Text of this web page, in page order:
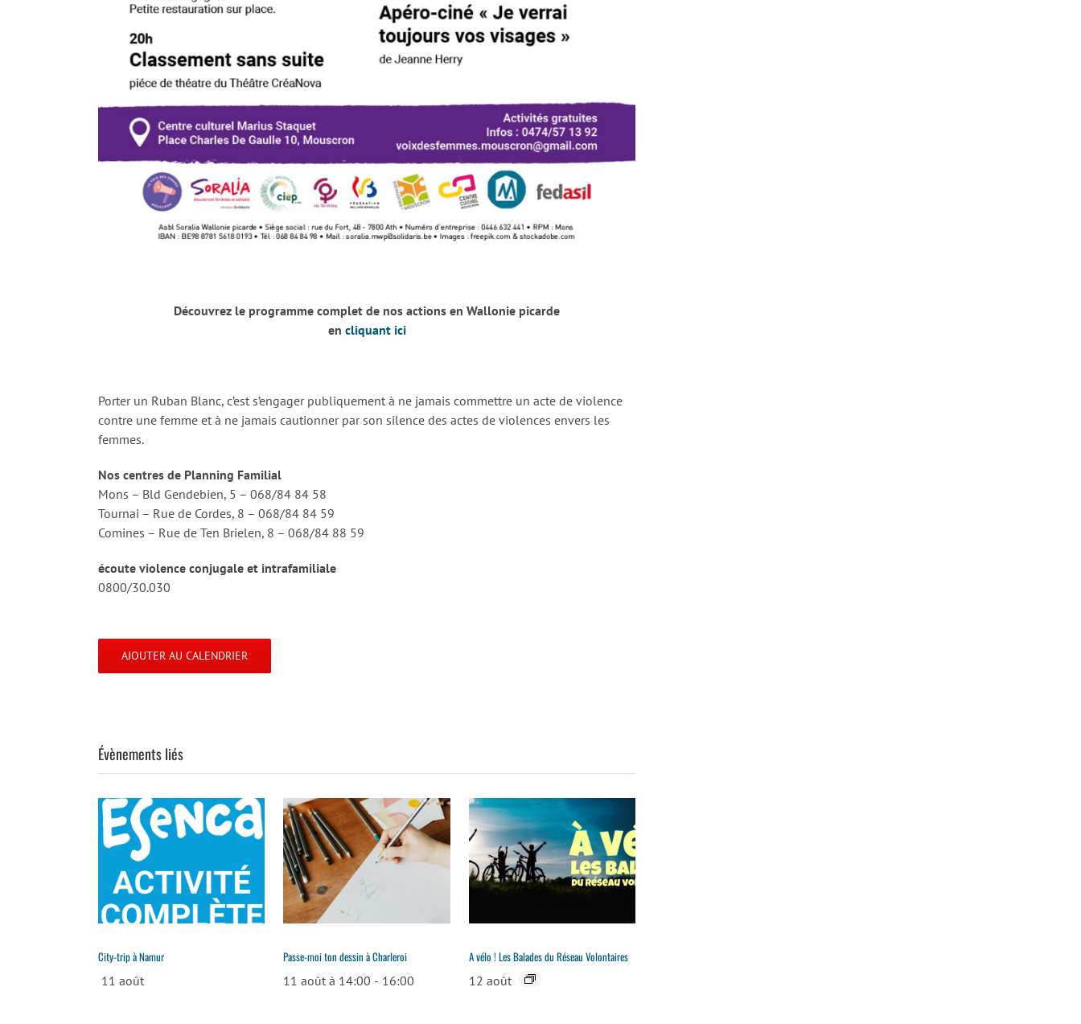
Découvrez le programme complet de nos actions en Wallonie picarde
en cliquant ici
Porter un Ruban Blanc, c’est s’engager publiquement à ne jamais commettre un acte de violence
contre une femme et à ne jamais cautionner par son silence des actes de violences envers les
femmes.
Nos centres de Planning Familial
Mons – Bld Gendebien, 5 – 068/84 84 58
Tournai – Rue de Cordes, 8 – 068/84 84 59
Comines – Rue de Ten Brielen, 8 – 068/84 88 59
écoute violence conjugale et intrafamiliale
0800/30.030
AJOUTER AU CALENDRIER
Évènements liés
City-trip à Namur
11 août
Passe-moi ton dessin à Charleroi
11 août à 14:00 - 16:00
A vélo ! Les Balades du Réseau Volontaires
12 août